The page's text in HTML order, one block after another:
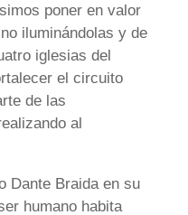
poner en valor
iluminándolas y de
iglesias del
el circuito
de las
al
Dante Braida en su
humano habita